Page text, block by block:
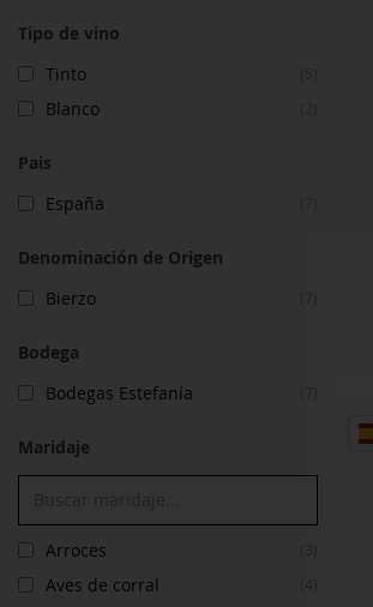
Tipo de vino
Tinto
Blanco
Pais
España
Denominación de Origen
Bierzo
Bodega
Bodegas Estefanía
Maridaje
Arroces
Aves de corral